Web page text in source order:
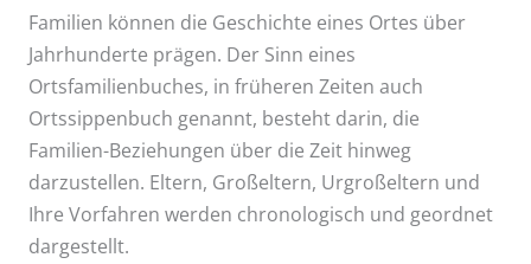
Familien können die Geschichte eines Ortes über
Jahrhunderte prägen. Der Sinn eines
Ortsfamilienbuches, in früheren Zeiten auch
Ortssippenbuch genannt, besteht darin, die
Familien-Beziehungen über die Zeit hinweg
darzustellen. Eltern, Großeltern, Urgroßeltern und
Ihre Vorfahren werden chronologisch und geordnet
dargestellt.